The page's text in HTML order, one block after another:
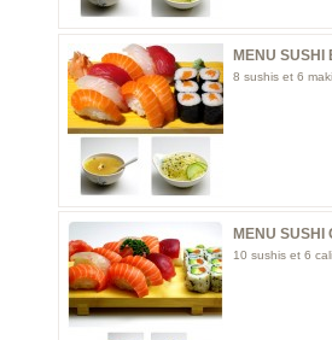
MENU SUSHI
8 sushis et 6
MENU SUSHI
10 sushis et 6